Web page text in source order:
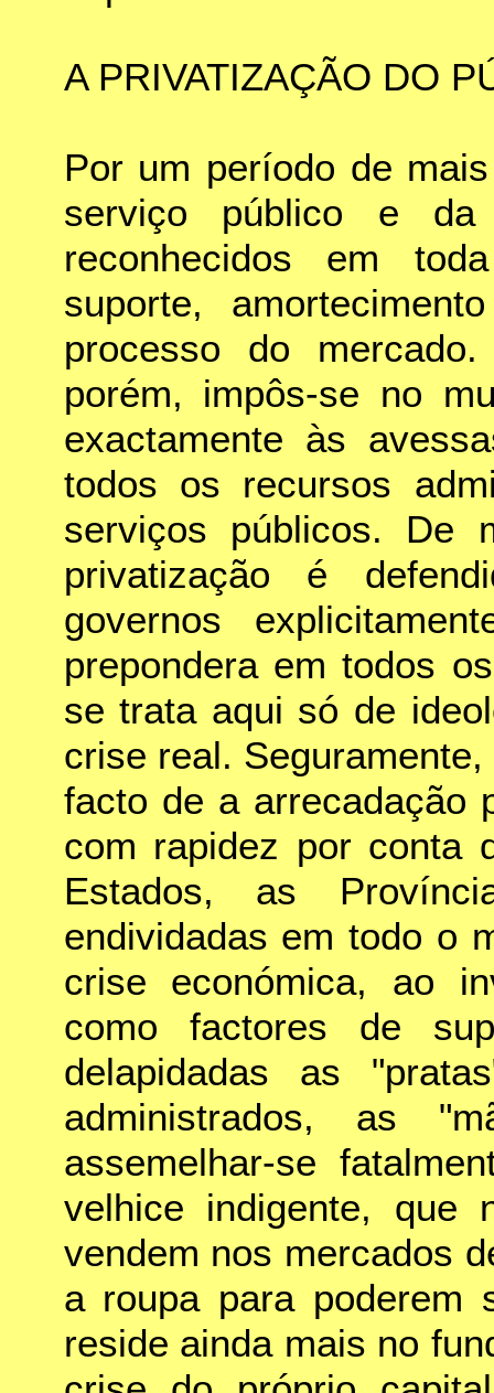
A PRIVATIZAÇÃO DO
Por um período de
serviço público e da
reconhecidos em
suporte,
processo do
porém, impôs-se no
exactamente às
todos os recursos
serviços públicos. De
privatização é
governos
prepondera em todos
se trata aqui só de
crise real.
facto de a arrecadação
com rapidez por conta
Estados, as
endividadas em todo o
crise económica, ao
como factores de
delapidadas as
administrados, as
assemelhar-se
velhice indigente, que
vendem nos mercados
a roupa para poderem
reside ainda mais no